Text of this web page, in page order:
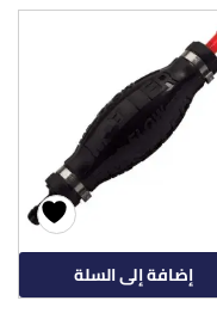
إضافة إلى السلة